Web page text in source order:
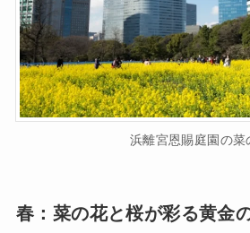
浜離宮恩賜庭園の菜
春：菜の花と桜が彩る黄金